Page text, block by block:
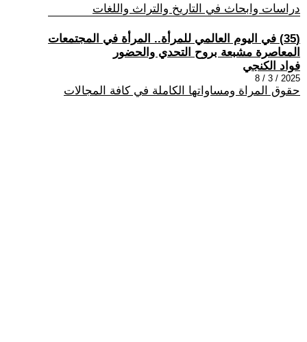
دراسات وابحاث في التاريخ والتراث واللغات
(35) في اليوم العالمي للمرأة.. المرأة في المجتمعات
المعاصرة مشبعة بروح التحدي والحضور
فواد الكنجي
2025 / 3 / 8
حقوق المراة ومساواتها الكاملة في كافة المجالات